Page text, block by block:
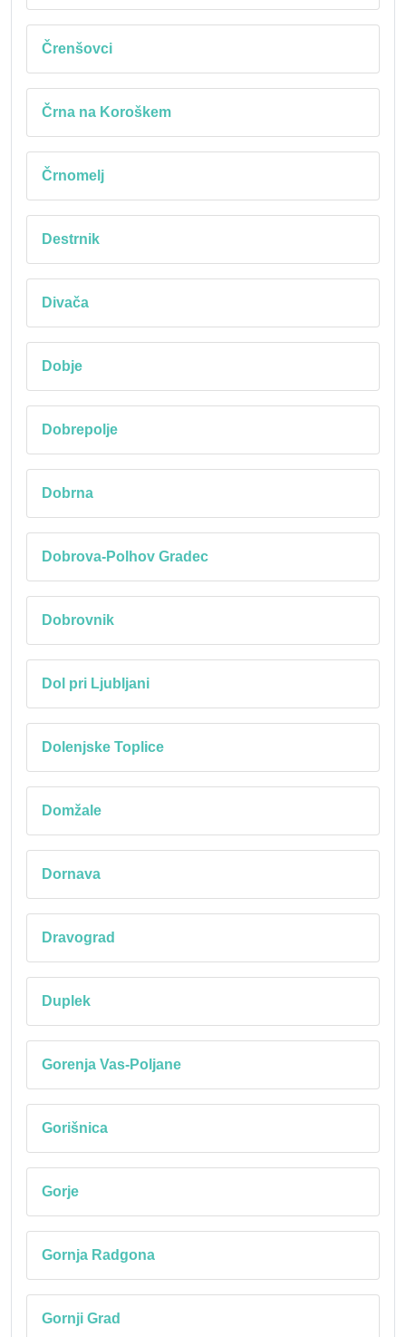
Črenšovci
Črna na Koroškem
Črnomelj
Destrnik
Divača
Dobje
Dobrepolje
Dobrna
Dobrova-Polhov Gradec
Dobrovnik
Dol pri Ljubljani
Dolenjske Toplice
Domžale
Dornava
Dravograd
Duplek
Gorenja Vas-Poljane
Gorišnica
Gorje
Gornja Radgona
Gornji Grad